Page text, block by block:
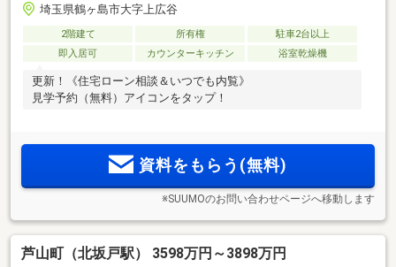
埼玉県鶴ヶ島市大字上広谷
2階建て 所有権
駐車2台以上
即入居可
カウンターキッチン 浴室乾燥機
更新！《住宅ローン相談＆いつでも内覧》
見学予約（無料）アイコンをタップ！
資料をもらう(無料)
※SUUMOのお問い合わせページへ移動します
芦山町（北坂戸駅） 3598万円～3898万円